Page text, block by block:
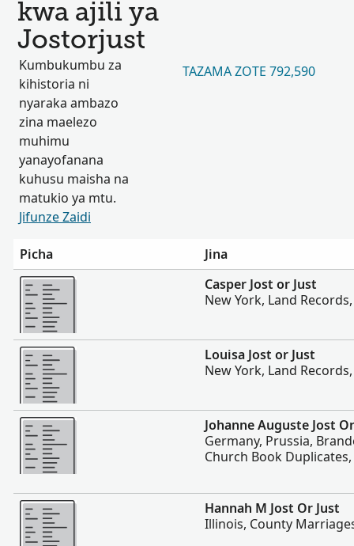
kwa ajili ya
Jostorjust
Kumbukumbu za
kihistoria ni
nyaraka ambazo
zina maelezo
muhimu
yanayofanana
kuhusu maisha na
matukio ya mtu.
Jifunze Zaidi
TAZAMA ZOTE 792,590
Picha
Jina
Zaidi
Casper Jost or Just
New York, Land
Zaidi
Louisa Jost or Just
New York, Land
Zaidi
Johanne Auguste Jost
Germany, Prussia,
Church Book Duplicates,
Zaidi
Hannah M Jost Or Just
Illinois, County